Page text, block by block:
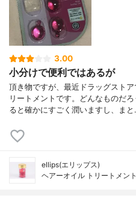
3.00
小分けで便利ではあるが
頂き物ですが、最近ドラッグスト
リートメントです。どんなものだ
ると確かにすごく潤いますし、ま
ellips(エリップス)
ヘアーオイル トリートメント